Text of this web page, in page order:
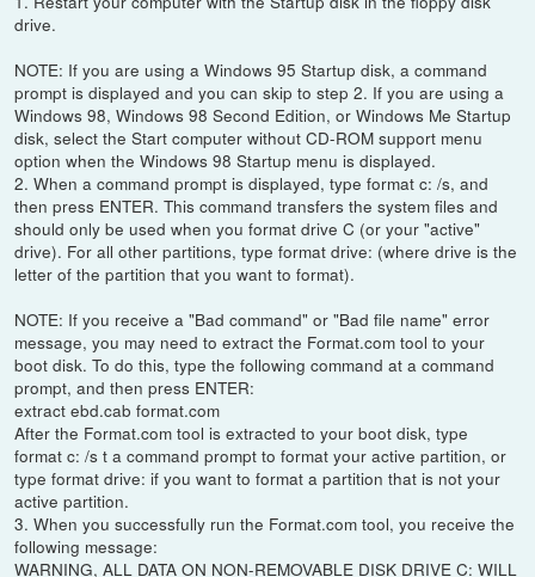
drive.
NOTE: If you are using a Windows 95 Startup disk, a command
prompt is displayed and you can skip to step 2. If you are using a
Windows 98, Windows 98 Second Edition, or Windows Me Startup
disk, select the Start computer without CD-ROM support menu
option when the Windows 98 Startup menu is displayed.
2. When a command prompt is displayed, type format c: /s, and
then press ENTER. This command transfers the system files and
should only be used when you format drive C (or your "active"
drive). For all other partitions, type format drive: (where drive is the
letter of the partition that you want to format).
NOTE: If you receive a "Bad command" or "Bad file name" error
message, you may need to extract the Format.com tool to your
boot disk. To do this, type the following command at a command
prompt, and then press ENTER:
extract ebd.cab format.com
After the Format.com tool is extracted to your boot disk, type
format c: /s t a command prompt to format your active partition, or
type format drive: if you want to format a partition that is not your
active partition.
3. When you successfully run the Format.com tool, you receive the
following message:
WARNING, ALL DATA ON NON-REMOVABLE DISK DRIVE C: WILL